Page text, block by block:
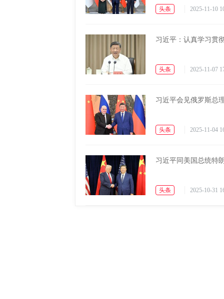
头条 2025-11-10
习近平：认真学习贯
头条 2025-11-07
习近平会见俄罗斯总
头条 2025-11-04
习近平同美国总统特
头条 2025-10-31